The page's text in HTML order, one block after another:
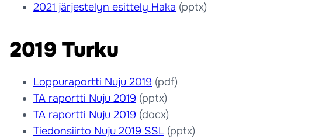
2021 järjestelyn esittely Haka (pptx)
2019 Turku
Loppuraportti Nuju 2019 (pdf)
TA raportti Nuju 2019 (pptx)
TA raportti Nuju 2019 (docx)
Tiedonsiirto Nuju 2019 SSL (pptx)